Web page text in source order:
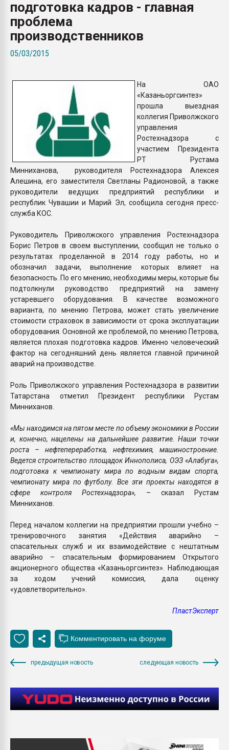
покупка, обмен
подготовка кадров - главная
проблема
производственников
05/03/2015
На ОАО
«Казаньоргсинтез»
прошла выездная
коллегия Приволжского
управления
Ростехнадзора с
участием Президента
РТ Рустама
Минниханова, руководителя Ростехнадзора Алексея
Алешина, его заместителя Светланы Радионовой, а также
руководители ведущих предприятий республики и
республик Чувашии и Марий Эл, сообщила сегодня пресс-
служба КОС.
Руководитель Приволжского управления Ростехнадзора
Борис Петров в своем выступлении, сообщил не только о
результатах проделанной в 2014 году работы, но и
обозначил задачи, выполнение которых влияет на
безопасность. По его мнению, необходимы меры, которые бы
подтолкнули руководство предприятий на замену
устаревшего оборудования. В качестве возможного
варианта, по мнению Петрова, может стать увеличение
стоимости страховок в зависимости от срока эксплуатации
оборудования. Основной же проблемой, по мнению Петрова,
является плохая подготовка кадров. Именно человеческий
фактор на сегодняшний день является главной причиной
аварий на производстве.
Роль Приволжского управления Ростехнадзора в развитии
Татарстана отметил Президент республики Рустам
Минниханов.
«Мы находимся на пятом месте по объему экономики в России
и, конечно, нацелены на дальнейшее развитие. Наши точки
роста – нефтепереработка, нефтехимия, машиностроение.
Ведется строительство площадок Иннополиса, ОЭЗ «Алабуга»,
подготовка к чемпионату мира по водным видам спорта,
чемпионату мира по футболу. Все эти проекты находятся в
сфере контроля Ростехнадзора», – сказал Рустам
Минниханов.
Перед началом коллегии на предприятии прошли учебно –
тренировочного занятия «Действия аварийно –
спасательных служб и их взаимодействие с нештатным
аварийно – спасательным формированием Открытого
акционерного общества «Казаньоргсинтез». Наблюдающая
за ходом учений комиссия, дала оценку
«удовлетворительно».
ПластЭксперт
предыдущая новость следующая новость